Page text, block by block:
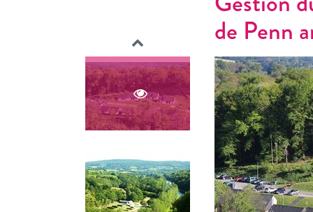
de Penn